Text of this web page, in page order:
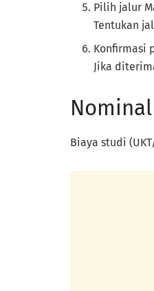
Pilih jalur
Tentukan
Konfirmasi
Jika
Biaya studi